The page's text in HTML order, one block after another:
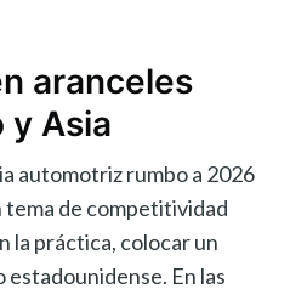
aranceles
y Asia
automotriz rumbo a 2026
tema de competitividad
la práctica, colocar un
En las